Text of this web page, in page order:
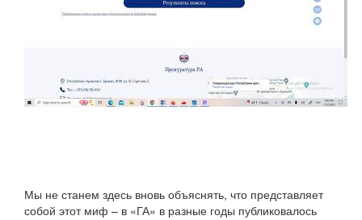
Мы не станем здесь вновь объяснять, что представляет
собой этот миф – в «ГА» в разные годы публиковалось